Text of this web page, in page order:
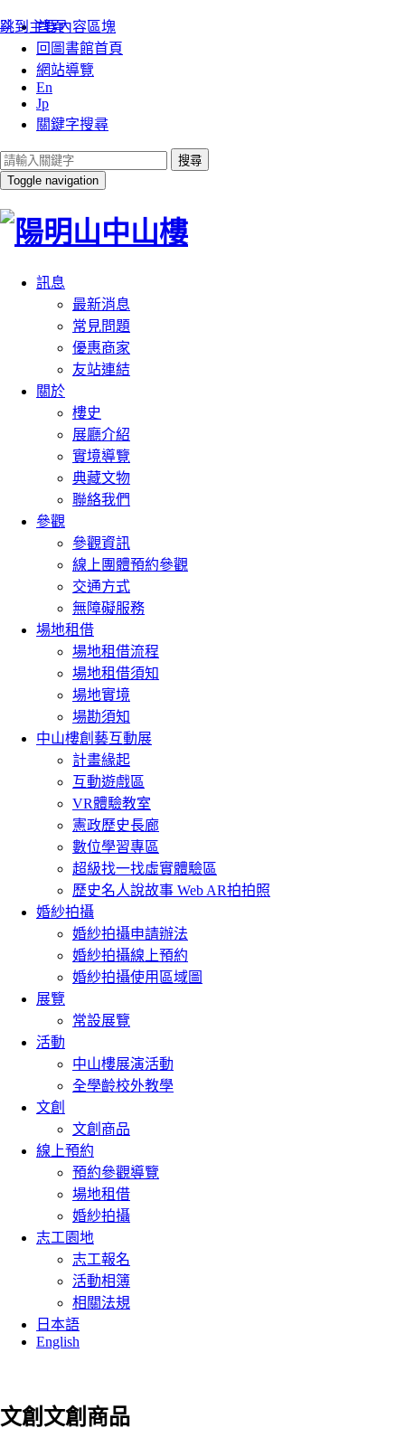
跳到主要內容區塊
:::
首頁
回圖書館首頁
網站導覽
En
Jp
關鍵字搜尋
搜尋
Toggle navigation
訊息
最新消息
常見問題
優惠商家
友站連結
關於
樓史
展廳介紹
實境導覽
典藏文物
聯絡我們
參觀
參觀資訊
線上團體預約參觀
交通方式
無障礙服務
場地租借
場地租借流程
場地租借須知
場地實境
場勘須知
中山樓創藝互動展
計畫緣起
互動遊戲區
VR體驗教室
憲政歷史長廊
數位學習專區
超級找一找虛實體驗區
歷史名人說故事 Web AR拍拍照
婚紗拍攝
婚紗拍攝申請辦法
婚紗拍攝線上預約
婚紗拍攝使用區域圖
展覽
常設展覽
活動
中山樓展演活動
全學齡校外教學
文創
文創商品
線上預約
預約參觀導覽
場地租借
婚紗拍攝
志工園地
志工報名
活動相簿
相關法規
日本語
English
文創 文創商品